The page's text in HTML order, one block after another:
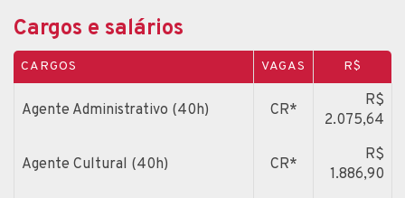
Cargos e salários
CARGOS VAGAS R$
Agente Administrativo (40h) CR*
R$
2.075,64
Agente Cultural (40h) CR*
R$
1.886,90